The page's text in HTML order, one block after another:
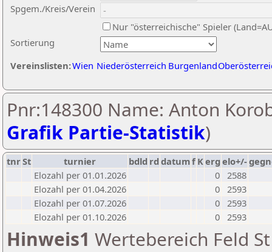
Sortierung
Spgem./Kreis/Verein
Nur "österreichische" Spieler
Vereinslisten:Wien Niederösterreich Burgenland
Pnr:148300 Name: Anton
Grafik Partie-Statistik)
tnrSt turnier bdld rd datumf Kerg elo+/-
Elozahl per 01.01.2026
0 2588
Elozahl per 01.04.2026
0 2593
Elozahl per 01.07.2026
0 2593
Elozahl per 01.10.2026
0 2593
Hinweis1 Wertebereich Feld